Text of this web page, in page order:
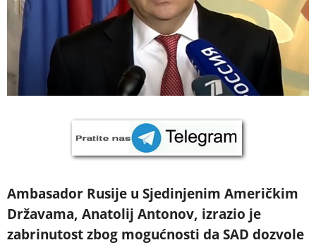
Ambasador Rusije u Sjedinjenim Američkim
Državama, Anatolij Antonov, izrazio je
zabrinutost zbog mogućnosti da SAD dozvole